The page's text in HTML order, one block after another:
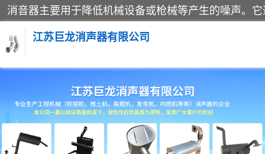
江苏巨龙消声器有限公司
消声器